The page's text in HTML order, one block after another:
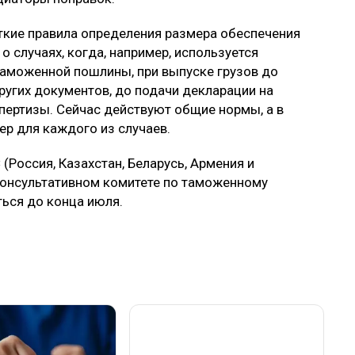
правила определения размера обеспечения
когда, например, используется
пошлины, при выпуске грузов до
документов, до подачи декларации на
Сейчас действуют общие нормы, а в
для каждого из случаев.
Казахстан, Беларусь, Армения и
комитете по таможенному
до конца июля.